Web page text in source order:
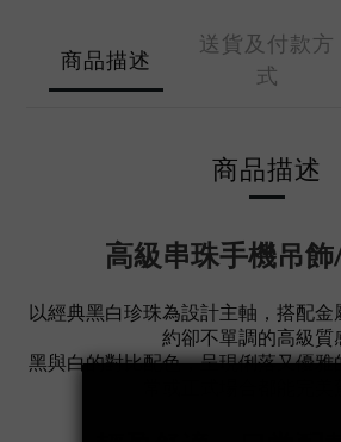
商品描述
送貨及付款方
式
商品描述
高級串珠手機吊
以經典黑白珍珠為設計主軸，搭配
約卻不單調的高級質
黑與白的對比配色，呈現俐落又優雅